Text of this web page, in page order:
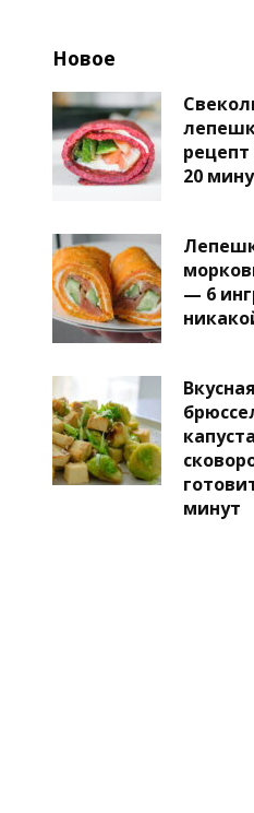
Новое
рецепт
20
— 6
Вкусная
минут